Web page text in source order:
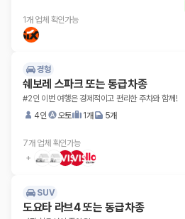
1개 업체 확인가능
경형
쉐보레 스파크 또는 동급차종
#2인 이번 여행은 경제적이고 편리한 주차와 함께!
4인
오토 1개 5개
7개 업체 확인가능
SUV
도요타 라브4 또는 동급차종